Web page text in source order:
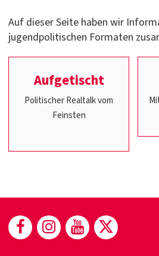
Auf dieser Seite haben wir
jugendpolitischen Formaten
Aufgetischt
Politischer Realtalk vom
Feinsten
(öffnet in neuem
(öffnet in(öffnet in